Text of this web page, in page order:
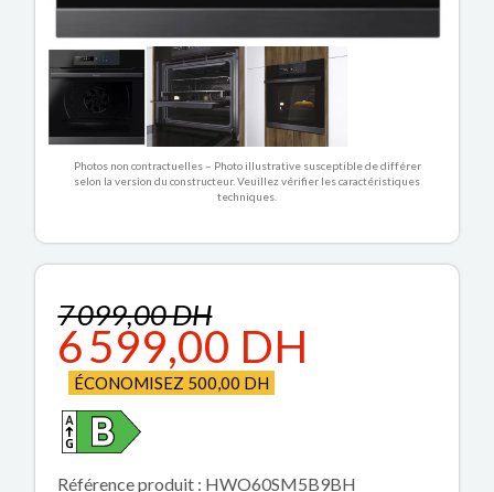
Photos non contractuelles – Photo illustrative susceptible de différer
selon la version du constructeur. Veuillez vérifier les caractéristiques
techniques.
7 099,00 DH
6 599,00 DH
ÉCONOMISEZ 500,00 DH
Référence produit : HWO60SM5B9BH